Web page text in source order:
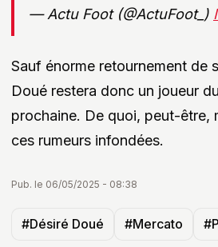
— Actu Foot (@ActuFoot_)
Sauf énorme retournement de
Doué restera donc un joueur
prochaine. De quoi, peut-être,
ces rumeurs infondées.
Pub. le 06/05/2025 - 08:38
#Désiré Doué #Mercato